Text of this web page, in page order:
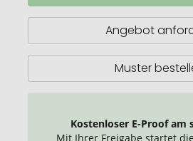
500
Angebot
Muster
Kostenloser E-Proof am
Mit Ihrer Freigabe startet